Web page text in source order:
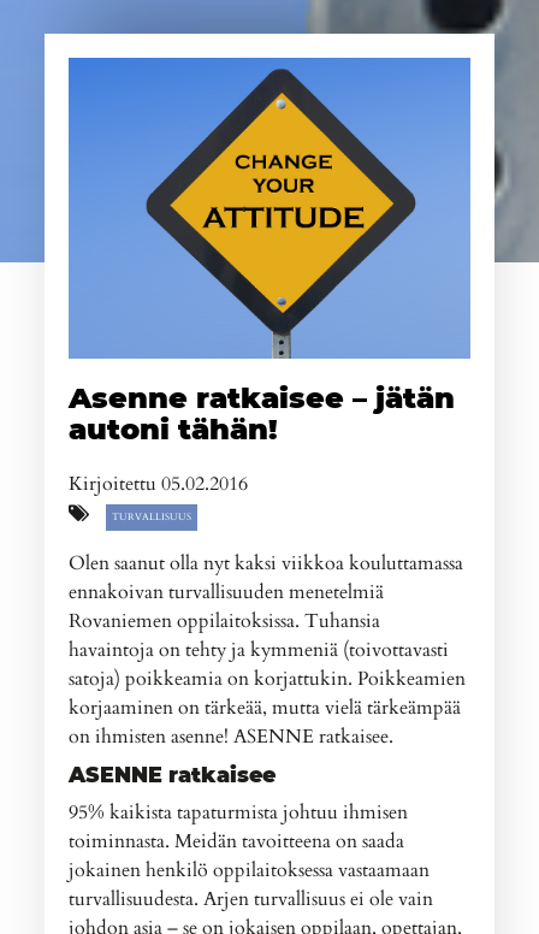
Asenne ratkaisee – jätän
autoni tähän!
Kirjoitettu 05.02.2016
TURVALLISUUS
Olen saanut olla nyt kaksi viikkoa kouluttamassa
ennakoivan turvallisuuden menetelmiä
Rovaniemen oppilaitoksissa. Tuhansia
havaintoja on tehty ja kymmeniä (toivottavasti
satoja) poikkeamia on korjattukin. Poikkeamien
korjaaminen on tärkeää, mutta vielä tärkeämpää
on ihmisten asenne! ASENNE ratkaisee.
ASENNE ratkaisee
95% kaikista tapaturmista johtuu ihmisen
toiminnasta. Meidän tavoitteena on saada
jokainen henkilö oppilaitoksessa vastaamaan
turvallisuudesta. Arjen turvallisuus ei ole vain
johdon asia – se on jokaisen oppilaan, opettajan,